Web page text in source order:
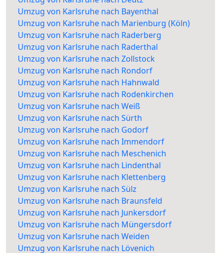
Umzug von Karlsruhe nach Bayenthal
Umzug von Karlsruhe nach Marienburg (Köln)
Umzug von Karlsruhe nach Raderberg
Umzug von Karlsruhe nach Raderthal
Umzug von Karlsruhe nach Zollstock
Umzug von Karlsruhe nach Rondorf
Umzug von Karlsruhe nach Hahnwald
Umzug von Karlsruhe nach Rodenkirchen
Umzug von Karlsruhe nach Weiß
Umzug von Karlsruhe nach Sürth
Umzug von Karlsruhe nach Godorf
Umzug von Karlsruhe nach Immendorf
Umzug von Karlsruhe nach Meschenich
Umzug von Karlsruhe nach Lindenthal
Umzug von Karlsruhe nach Klettenberg
Umzug von Karlsruhe nach Sülz
Umzug von Karlsruhe nach Braunsfeld
Umzug von Karlsruhe nach Junkersdorf
Umzug von Karlsruhe nach Müngersdorf
Umzug von Karlsruhe nach Weiden
Umzug von Karlsruhe nach Lövenich